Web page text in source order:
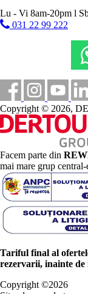
Lu - Vi 8am-20pm l
031 22 99 222
Copyright © 2026,
Facem parte din
mai mare grup
Tariful final al
rezervarii, inainte de
Copyright ©2026